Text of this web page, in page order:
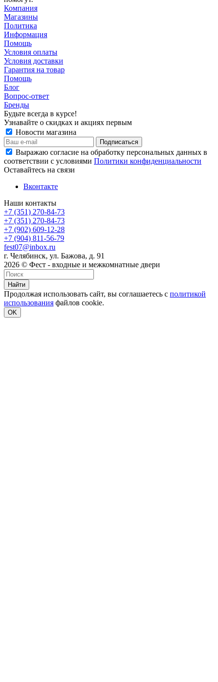
Компания
Магазины
Политика
Информация
Помощь
Условия оплаты
Условия доставки
Гарантия на товар
Помощь
Блог
Вопрос-ответ
Бренды
Будьте всегда в курсе!
Узнавайте о скидках и акциях первым
Новости магазина
Выражаю согласие на обработку персональных данных в
соответствии с условиями Политики конфиденциальности
Оставайтесь на связи
Вконтакте
Наши контакты
+7 (351) 270-84-73
+7 (351) 270-84-73
+7 (902) 609-12-28
+7 (904) 811-56-79
fest07@inbox.ru
г. Челябинск, ул. Бажова, д. 91
2026 © Фест - входные и межкомнатные двери
Найти
Продолжая использовать сайт, вы соглашаетесь с политикой
использования файлов cookie.
OK